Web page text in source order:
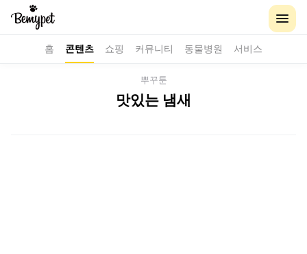
홈 콘텐츠 쇼핑 커뮤니티 동물병원 서비스
뿌꾸툰
맛있는 냄새